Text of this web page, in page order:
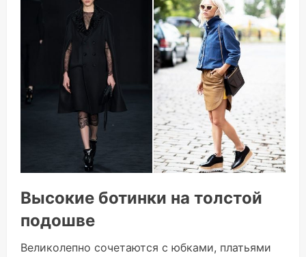
Высокие ботинки на толстой
подошве
Великолепно сочетаются с юбками, платьями